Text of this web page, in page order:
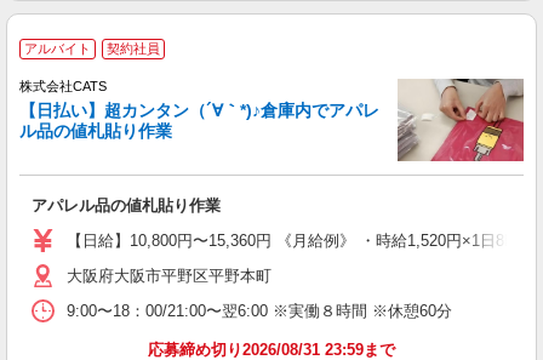
アルバイト 契約社員
株式会社CATS
【日払い】超カンタン（´∀｀*)♪倉庫内でアパレ
ル品の値札貼り作業
アパレル品の値札貼り作業
【日給】10,800円〜15,360円 《月給例》 ・時給1,520円×1日8h×
大阪府大阪市平野区平野本町
9:00〜18：00/21:00〜翌6:00 ※実働８時間 ※休憩60分
応募締め切り2026/08/31 23:59まで